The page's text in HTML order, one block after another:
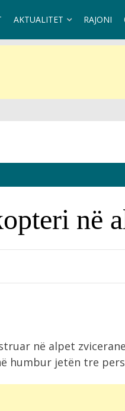
AKTUALITET RAJONI
në
në alpet
humbur jetën tre